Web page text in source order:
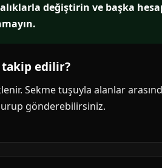
değiştirin ve başka
takip edilir?
Sekme tuşuyla alanlar
gönderebilirsiniz.